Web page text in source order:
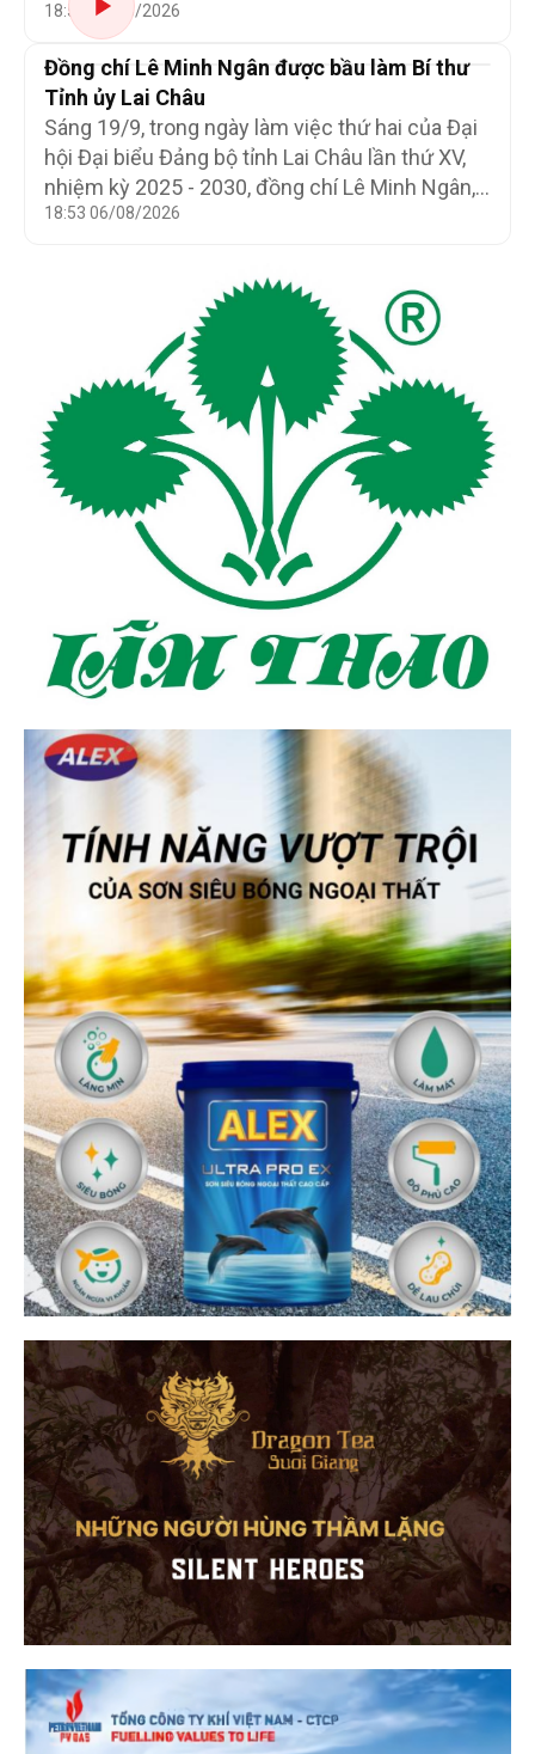
Phạm Minh Chính đã đồng chủ trì Hội nghị Ban
Thường vụ Đảng uỷ Quốc hội và Ban Thường vụ
Đảng uỷ Chính phủ chuẩn bị Kỳ họp thứ 10,
Quốc hội khoá XV.
18:53 06/08/2026
Đồng chí Lê Minh Ngân được bầu làm Bí thư
Tỉnh ủy Lai Châu
Sáng 19/9, trong ngày làm việc thứ hai của Đại
hội Đại biểu Đảng bộ tỉnh Lai Châu lần thứ XV,
nhiệm kỳ 2025 - 2030, đồng chí Lê Minh Ngân,
Phó Bí thư Thường trực Tỉnh ủy được tín nhiệm
18:53 06/08/2026